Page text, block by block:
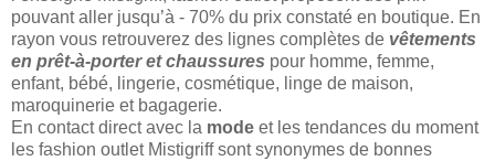
pouvant aller jusqu’à - 70% du prix constaté en boutique. En
rayon vous retrouverez des lignes complètes de vêtements
en prêt-à-porter et chaussures pour homme, femme,
enfant, bébé, lingerie, cosmétique, linge de maison,
maroquinerie et bagagerie.
En contact direct avec la mode et les tendances du moment
les fashion outlet Mistigriff sont synonymes de bonnes